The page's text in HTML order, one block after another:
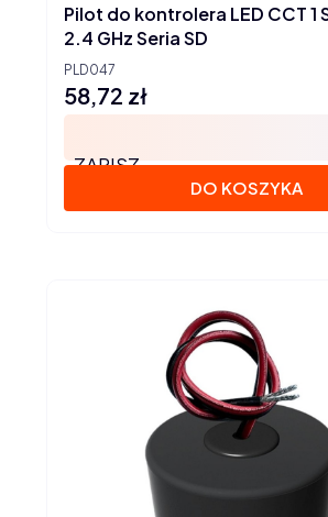
PLD047
Pilot do kontrolera LED CCT 1
2.4 GHz Seria SD
Cena
58,72 zł
ZAPISZ
DO KOSZYKA